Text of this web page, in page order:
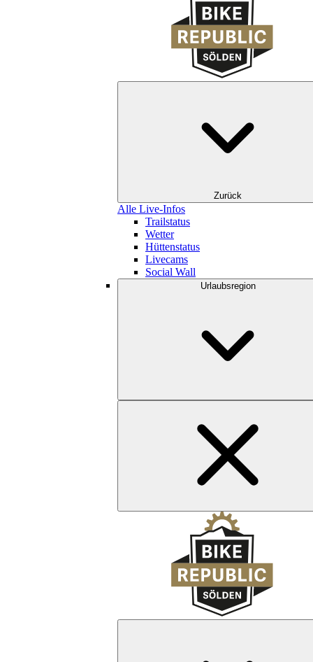
Zurück
Alle Live-Infos
Trailstatus
Wetter
Hüttenstatus
Livecams
Social Wall
Urlaubsregion